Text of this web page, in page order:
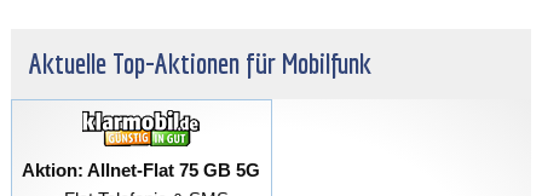
Aktuelle Top-Aktionen für Mobilfunk
Aktion: Allnet-Flat 75 GB 5G